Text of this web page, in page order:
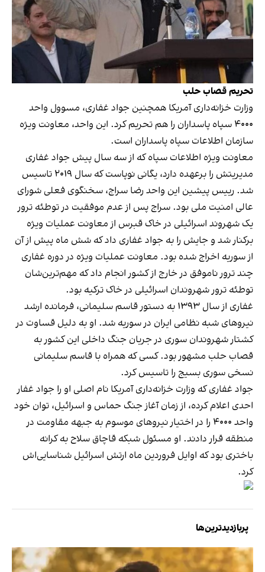
تحریم قصاب حلب
وزارت خزانه‌داری آمریکا همچنین جواد غفاری، مسوول واحد
۴۰۰۰ سپاه پاسداران را هم تحریم کرد. این واحد، معاونت ویژه
سازمان اطلاعات سپاه پاسداران است.
معاونت ویژه اطلاعات سپاه که از سه سال پیش جواد غفاری
مدیریتش را برعهده دارد، یگانی نوپاست که سال ۲۰۱۹ تاسیس
شد. رییس پیشین این واحد رضا سراج، سخنگوی فعلی شورای
عالی امنیت ملی بود. سراج پس از عدم موفقیت در توطئه ترور
یک شهروند اسرائیلی در خاک قبرس از معاونت عملیات ویژه
برکنار شد و جایش را به جواد غفاری داد که شش ماه پیش از آن
از سوریه اخراج شده بود. معاونت عملیات ویژه در دوره غفاری
چند ترور ناموفق در خارج از کشور انجام داد که مهم‌ترین‌شان
توطئه ترور شهروندان اسرائیلی در خاک ترکیه بود.
غفاری از سال ۱۳۹۳ به دستور قاسم سلیمانی، فرمانده ارشد
نیروهای شبه نظامی ایران در سوریه شد. او به دلیل قساوت در
کشتار شهروندان سوری در جریان جنگ داخلی این کشور به
قصاب حلب مشهور بود. کسی که همراه با قاسم سلیمانی
نسخی سوری بسیج را تاسیس کرد.
جواد غفاری که وزارت خزانه‌داری آمریکا نام اصلی او را جواد غفار
احدی اعلام کرده، از زمان آغاز جنگ حماس و اسرائیل، توان خود
واحد ۴۰۰۰ را در اختیار نیروهای موسوم به جبهه مقاومت در
منطقه قرار دادند. او مسئول شبکه قاچاق سلاح به کرانه
باختری بود که اوایل فروردین ماه ارتش اسرائیل شناسایی‌اش
کرد.
پربازدیدترین‌ها